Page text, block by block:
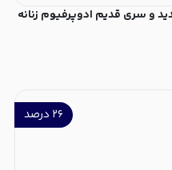
و سری قدیم ادوپرفیوم زنانه
۲۶ درصد